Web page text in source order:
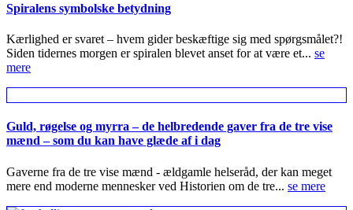
Spiralens symbolske betydning
Kærlighed er svaret – hvem gider beskæftige sig med spørgsmålet?!
Siden tidernes morgen er spiralen blevet anset for at være et... se
mere
Guld, røgelse og myrra – de helbredende gaver fra de tre vise
mænd – som du kan have glæde af i dag
Gaverne fra de tre vise mænd - ældgamle helseråd, der kan meget
mere end moderne mennesker ved Historien om de tre... se mere